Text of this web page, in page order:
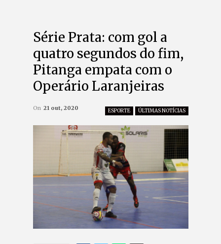
Série Prata: com gol a
quatro segundos do fim,
Pitanga empata com o
Operário Laranjeiras
ESPORTE ÚLTIMAS NOTÍCIAS
On 21 out, 2020